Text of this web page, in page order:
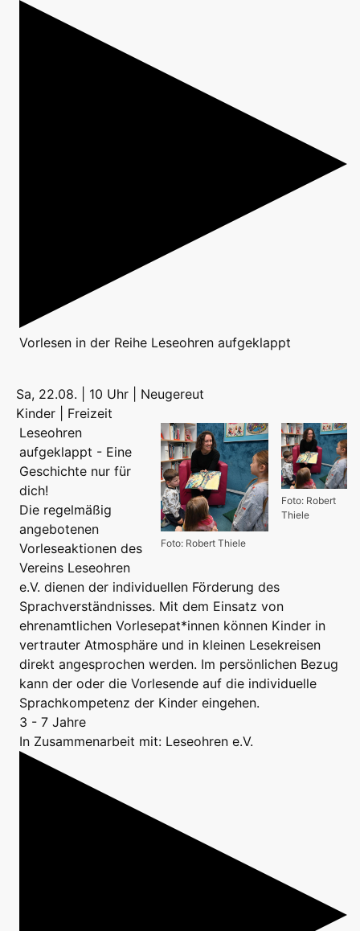
Vorlesen in der Reihe Leseohren aufgeklappt
Sa, 22.08. | 10 Uhr | Neugereut
Kinder | Freizeit
Foto: Robert
Thiele
Foto: Robert Thiele
Leseohren
aufgeklappt - Eine
Geschichte nur für
dich!
Die regelmäßig
angebotenen
Vorleseaktionen des
Vereins Leseohren
e.V. dienen der individuellen Förderung des
Sprachverständnisses. Mit dem Einsatz von
ehrenamtlichen Vorlesepat*innen können Kinder in
vertrauter Atmosphäre und in kleinen Lesekreisen
direkt angesprochen werden. Im persönlichen Bezug
kann der oder die Vorlesende auf die individuelle
Sprachkompetenz der Kinder eingehen.
3 - 7 Jahre
In Zusammenarbeit mit: Leseohren e.V.